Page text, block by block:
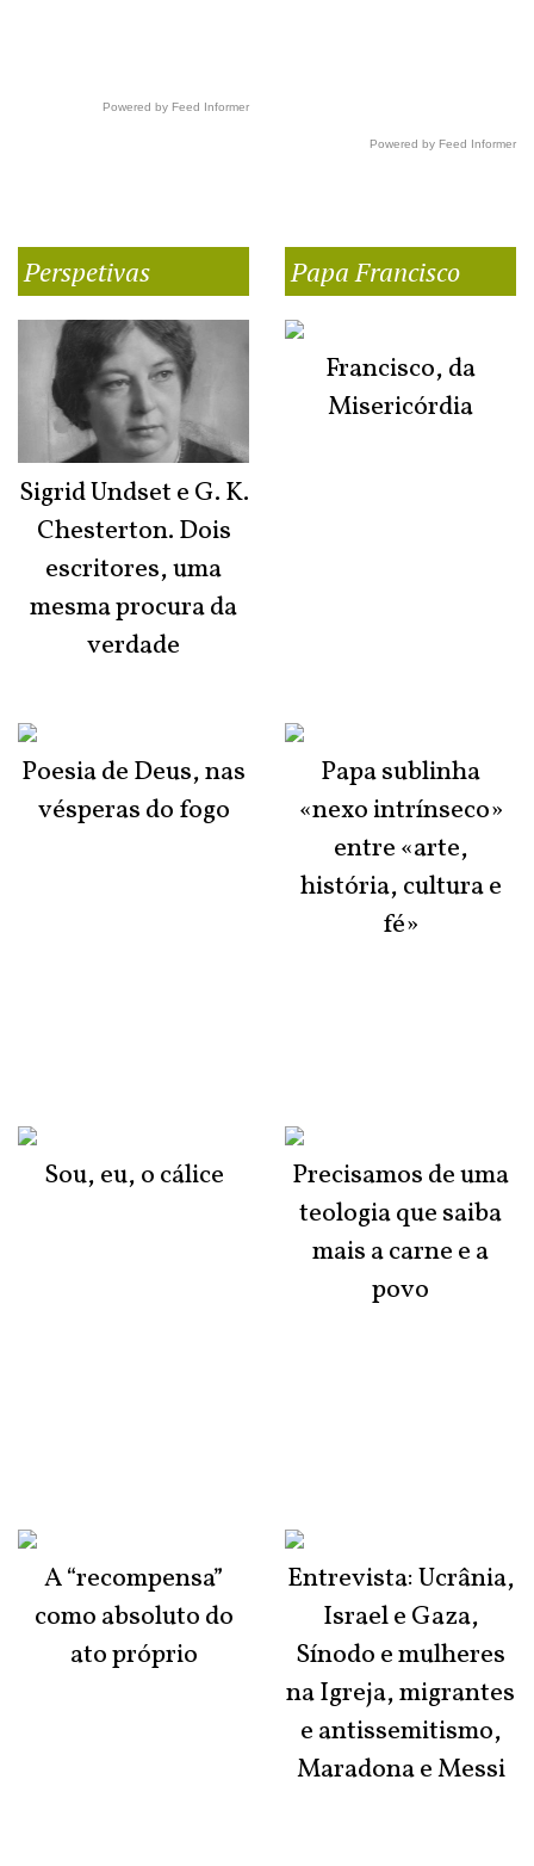
Powered by Feed Informer
Powered by Feed Informer
Perspetivas
Sigrid Undset e G. K.
Chesterton. Dois
escritores, uma
mesma procura da
verdade
Poesia de Deus, nas
vésperas do fogo
Sou, eu, o cálice
A “recompensa”
como absoluto do
ato próprio
Papa Francisco
Francisco, da
Misericórdia
Papa sublinha
«nexo intrínseco»
entre «arte,
história, cultura e
fé»
Precisamos de uma
teologia que saiba
mais a carne e a
povo
Entrevista: Ucrânia,
Israel e Gaza,
Sínodo e mulheres
na Igreja, migrantes
e antissemitismo,
Maradona e Messi